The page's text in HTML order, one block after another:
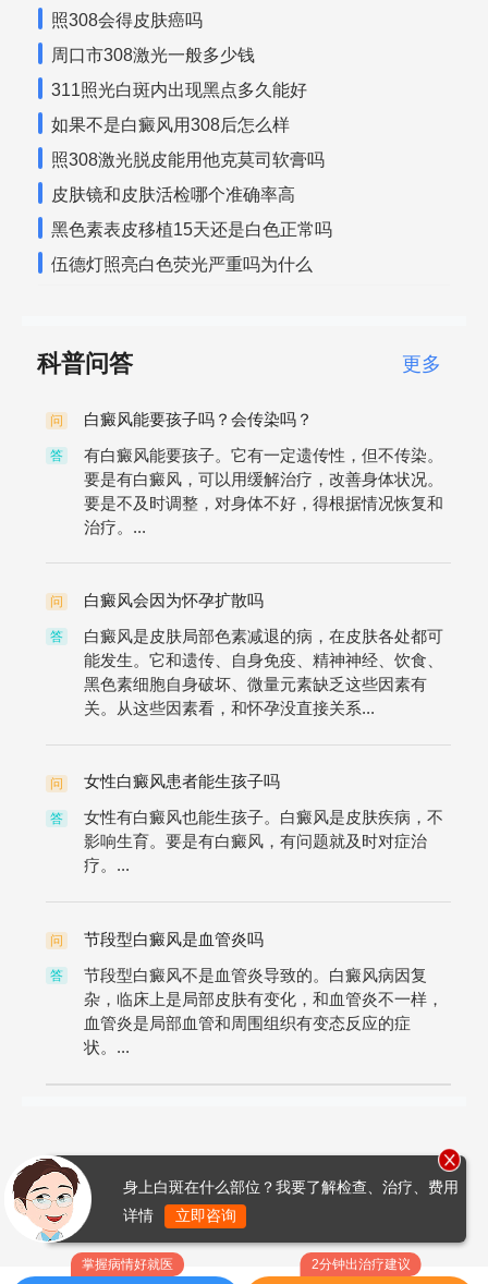
照308会得皮肤癌吗
周口市308激光一般多少钱
311照光白斑内出现黑点多久能好
如果不是白癜风用308后怎么样
照308激光脱皮能用他克莫司软膏吗
皮肤镜和皮肤活检哪个准确率高
黑色素表皮移植15天还是白色正常吗
伍德灯照亮白色荧光严重吗为什么
科普问答 更多
问 白癜风能要孩子吗？会传染吗？
答
有白癜风能要孩子。它有一定遗传性，但不传染。
要是有白癜风，可以用缓解治疗，改善身体状况。
要是不及时调整，对身体不好，得根据情况恢复和
治疗。...
问 白癜风会因为怀孕扩散吗
答
白癜风是皮肤局部色素减退的病，在皮肤各处都可
能发生。它和遗传、自身免疫、精神神经、饮食、
黑色素细胞自身破坏、微量元素缺乏这些因素有
关。从这些因素看，和怀孕没直接关系...
问 女性白癜风患者能生孩子吗
答
女性有白癜风也能生孩子。白癜风是皮肤疾病，不
影响生育。要是有白癜风，有问题就及时对症治
疗。...
问 节段型白癜风是血管炎吗
答
节段型白癜风不是血管炎导致的。白癜风病因复
杂，临床上是局部皮肤有变化，和血管炎不一样，
血管炎是局部血管和周围组织有变态反应的症
状。...
掌握病情好就医 2分钟出治疗建议
身上白斑在什么部位？我要了解检查、治疗、费用
详情
立即咨询